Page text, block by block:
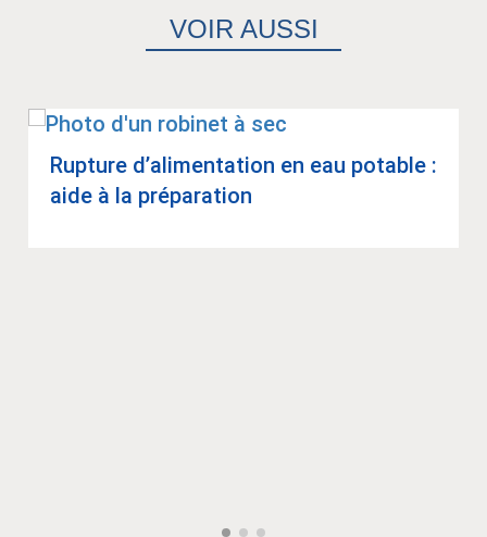
VOIR AUSSI
Rup­ture d’ali­men­ta­tion en eau potable :
aide à la pré­pa­ra­tion